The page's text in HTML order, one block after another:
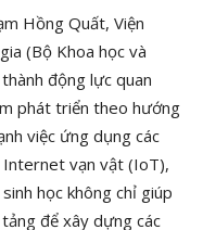
Hồng Quất, Viện
(Bộ Khoa học và
động lực quan
phát triển theo hướng
việc ứng dụng các
Internet vạn vật (IoT),
học không chỉ giúp
để xây dựng các